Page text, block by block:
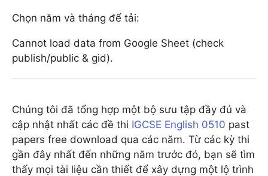
Chọn năm và tháng để tải:
Cannot load data from Google Sheet (check
publish/public & gid).
Chúng tôi đã tổng hợp một bộ sưu tập đầy đủ và
cập nhật nhất các đề thi IGCSE English 0510 past
papers free download qua các năm. Từ các kỳ thi
gần đây nhất đến những năm trước đó, bạn sẽ tìm
thấy mọi tài liệu cần thiết để xây dựng một lộ trình